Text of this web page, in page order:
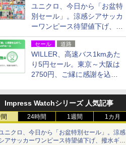
ユニクロ、今日から「お盆特
別セール」。涼感シアサッカ
ーワンピース待望値下げ、撥
水ギアショーツは1990円に
セール 道路
WILLER、高速バス1kmあた
り5円セール。東京～大阪は
2750円、ご縁に感謝を込め
Impress Watchシリーズ 人気記事
24時間 1週間 1カ月
ニクロ、今日から「お盆特別セール」。涼感
アサッカーワンピース待望値下げ、撥水ギア